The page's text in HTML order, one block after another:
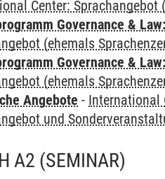
Center: Sprachangebot
Governance &
(ehemals
Governance &
(ehemals
Angebote - International
und
A2 (SEMINAR)